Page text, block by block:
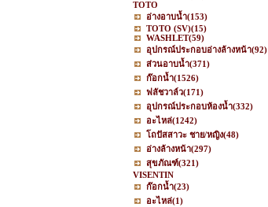
TOTO
อ่างอาบน้ำ(153)
TOTO (SV)(15)
WASHLET(59)
อุปกรณ์ประกอบอ่างล้างหน้า(92)
ส่วนอาบน้ำ(371)
ก๊อกน้ำ(1526)
ฟลัชวาล์ว(171)
อุปกรณ์ประกอบห้องน้ำ(332)
อะไหล่(1242)
โถปัสสาวะ ชาย/หญิง(48)
อ่างล้างหน้า(297)
สุขภัณฑ์(321)
VISENTIN
ก๊อกน้ำ(23)
อะไหล่(1)